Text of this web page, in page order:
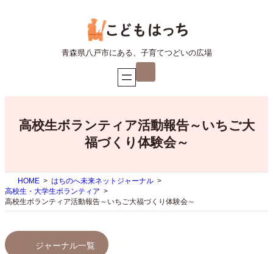
青森県八戸市にある、子育てつどいの広場
ア
コ
ン
高校生ボランティア活動報告～いちご大
福づくり体験会～
HOME
はちのへ未来ネットジャーナル
高校生・大学生ボランティア
高校生ボランティア活動報告～いちご大福づくり体験会～
ジャーナル一覧